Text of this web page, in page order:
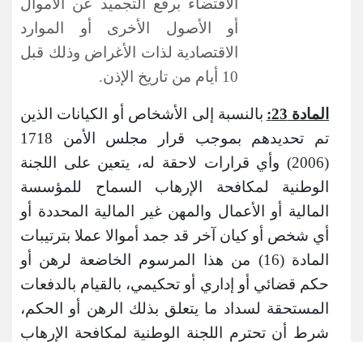
أو الأصول الأخرى أو الموارد
الاقتصادية لذات الأغراض وذلك قبل
10 أيام من تاريخ الإذن.
المادة 23:
بالنسبة إلى الأشخاص أو الكيانات الذين
تم تحديدهم بموجب قرار مجلس الأمن 1718
(2006) وأي قرارات لاحقة له، يتعين على اللجنة
الوطنية لمكافحة الإرهاب السماح للمؤسسة
المالية أو الأعمال والمهن غير المالية المحددة أو
أي شخص أو كيان آخر قد جمد أموالا عملا بترتيبات
المادة (16) من هذا المرسوم الخاضعة لرهن أو
حكم قضائي أو إداري أو تحكيمي، بالقيام بالدفعات
المستحقة لسداد ما يتعلق بذلك الرهن أو الحكم،
شرط أن تحترم اللجنة الوطنية لمكافحة الإرهاب